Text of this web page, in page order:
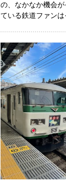
の、なかなか機会
ている鉄道ファン